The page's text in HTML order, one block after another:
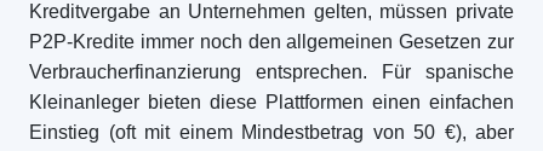
Kreditvergabe an Unternehmen gelten, müssen private
P2P-Kredite immer noch den allgemeinen Gesetzen zur
Verbraucherfinanzierung entsprechen. Für spanische
Kleinanleger bieten diese Plattformen einen einfachen
Einstieg (oft mit einem Mindestbetrag von 50 €), aber